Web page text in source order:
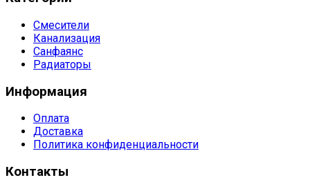
Смесители
Канализация
Санфаянс
Радиаторы
Информация
Оплата
Доставка
Политика конфиденциальности
Контакты